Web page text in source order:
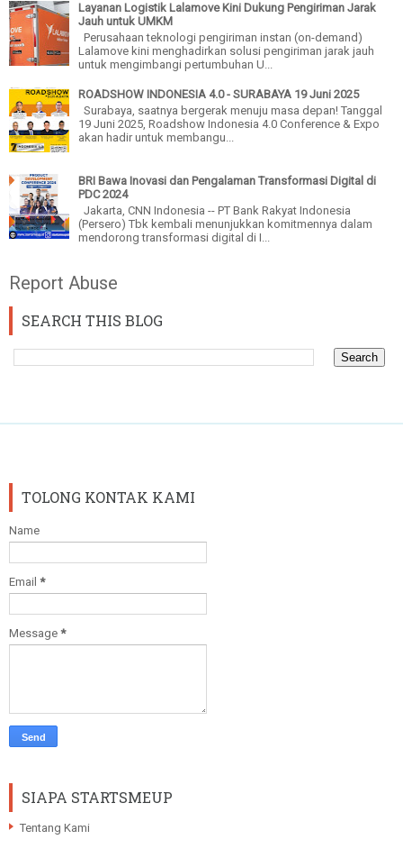
Layanan Logistik Lalamove Kini Dukung Pengiriman Jarak
Jauh untuk UMKM
Perusahaan teknologi pengiriman instan (on-demand)
Lalamove kini menghadirkan solusi pengiriman jarak jauh
untuk mengimbangi pertumbuhan U...
ROADSHOW INDONESIA 4.0 - SURABAYA 19 Juni 2025
Surabaya, saatnya bergerak menuju masa depan! Tanggal
19 Juni 2025, Roadshow Indonesia 4.0 Conference & Expo
akan hadir untuk membangu...
BRI Bawa Inovasi dan Pengalaman Transformasi Digital di
PDC 2024
Jakarta, CNN Indonesia -- PT Bank Rakyat Indonesia
(Persero) Tbk kembali menunjukkan komitmennya dalam
mendorong transformasi digital di I...
Report Abuse
SEARCH THIS BLOG
TOLONG KONTAK KAMI
Name
Email *
Message *
SIAPA STARTSMEUP
Tentang Kami